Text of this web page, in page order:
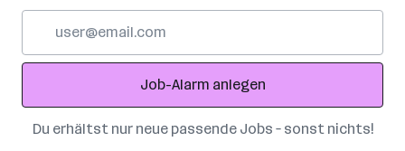
Adresse
Job-Alarm anlegen
Du erhältst nur neue passende Jobs – sonst nichts!